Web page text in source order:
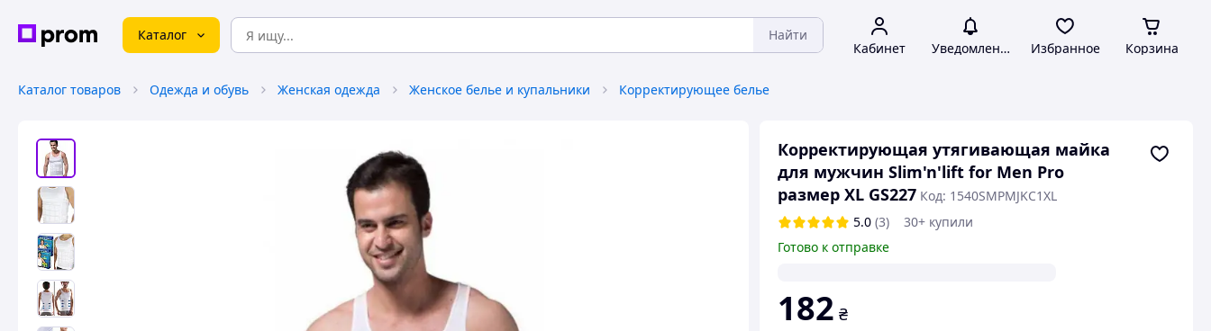
Каталог Найти
Кабинет Уведомления Избранное Корзина
Каталог товаров Одежда и обувь Женская одежда Женское белье и купальники Корректирующее белье
Корректирующая утягивающая майка
для мужчин Slim'n'lift for Men Pro
размер XL GS227 Код: 1540SMPMJKC1XL
5.0 (3)
30+ купили
Готово к отправке
182 ₴